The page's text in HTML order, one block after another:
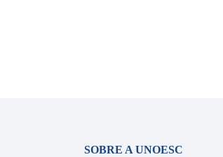
SOBRE A UNOESC